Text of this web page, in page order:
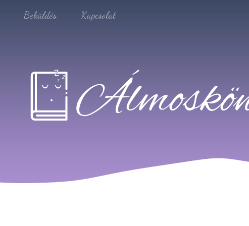
Beküldés Kapcsolat